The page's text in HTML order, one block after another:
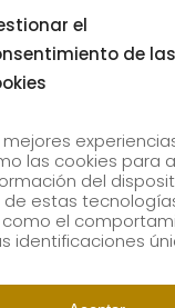
el
de las
las cookies para
del
estas
el
identificaciones
Jazzaldia
newsletter to